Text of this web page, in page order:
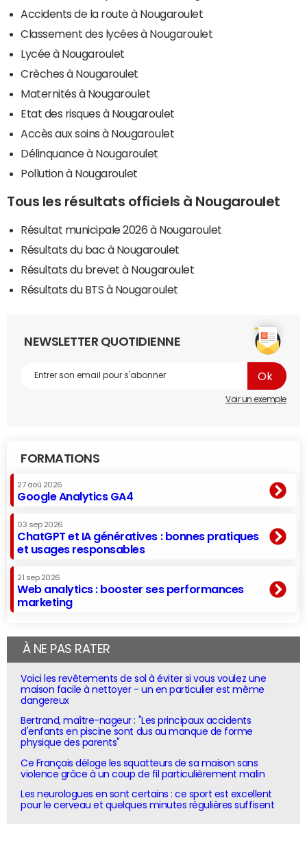
Accidents de la route à Nougaroulet
Classement des lycées à Nougaroulet
Lycée à Nougaroulet
Crèches à Nougaroulet
Maternités à Nougaroulet
Etat des risques à Nougaroulet
Accès aux soins à Nougaroulet
Délinquance à Nougaroulet
Pollution à Nougaroulet
Tous les résultats officiels à Nougaroulet
Résultat municipale 2026 à Nougaroulet
Résultats du bac à Nougaroulet
Résultats du brevet à Nougaroulet
Résultats du BTS à Nougaroulet
NEWSLETTER QUOTIDIENNE
Voir un exemple
FORMATIONS
27 aoû 2026
Google Analytics GA4
03 sep 2026
ChatGPT et IA génératives : bonnes pratiques
et usages responsables
21 sep 2026
Web analytics : booster ses performances
marketing
À NE PAS RATER
Voici les revêtements de sol à éviter si vous voulez une
maison facile à nettoyer - un en particulier est même
dangereux
Bertrand, maître-nageur : "Les principaux accidents
d'enfants en piscine sont dus au manque de forme
physique des parents"
Ce Français déloge les squatteurs de sa maison sans
violence grâce à un coup de fil particulièrement malin
Les neurologues en sont certains : ce sport est excellent
pour le cerveau et quelques minutes régulières suffisent